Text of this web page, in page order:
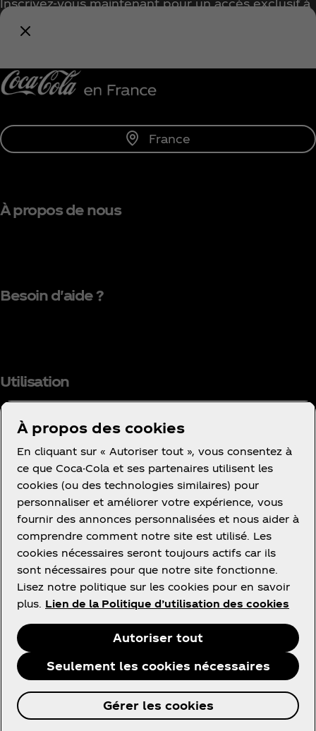
Inscrivez-vous maintenant pour un accès exclusif à
tout l'univers Coca‑Cola !
France
À propos de nous
Besoin d'aide ?
Utilisation
Facebook
Instagram
Youtube
Ce site vous propose des contenus et des
promotions à propos des marques, des produits et
des activités des sociétés du groupe The Coca‑Cola
France.
© 2026 The Coca‑Cola Company. Tous Droits
Réservés.
À propos des cookies
En cliquant sur « Autoriser tout », vous consentez à
ce que Coca-Cola et ses partenaires utilisent les
cookies (ou des technologies similaires) pour
personnaliser et améliorer votre expérience, vous
fournir des annonces personnalisées et nous aider à
comprendre comment notre site est utilisé. Les
cookies nécessaires seront toujours actifs car ils
sont nécessaires pour que notre site fonctionne.
Lisez notre politique sur les cookies pour en savoir
plus. Lien de la Politique d’utilisation des cookies
Autoriser tout
Seulement les cookies nécessaires
Gérer les cookies